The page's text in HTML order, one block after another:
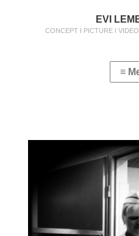
EVI
CONCEPT I PICTURE I